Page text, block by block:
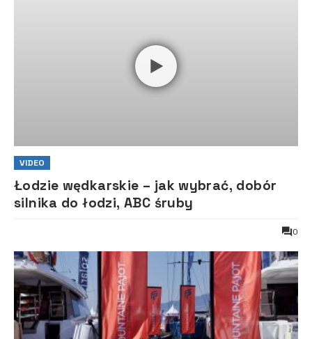
VIDEO
Łodzie wędkarskie – jak wybrać, dobór
silnika do łodzi, ABC śruby
0